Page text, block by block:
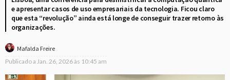
e apresentar casos de uso empresariais da tecnologia. Ficou claro
que esta “revolução” ainda está longe de conseguir trazer retorno às
organizações.
Mafalda Freire
Publicado a Jan. 26, 2026 às 10:45 am